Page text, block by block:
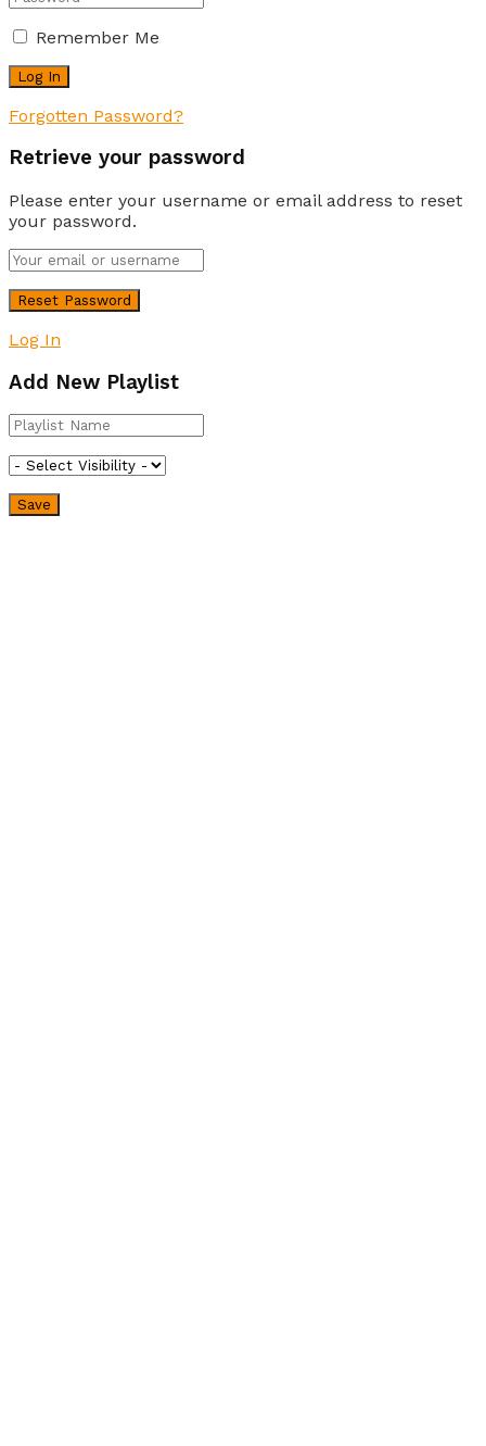
Remember Me
Forgotten Password?
Retrieve your password
Please enter your username or email address to reset
your password.
Log In
Add New Playlist